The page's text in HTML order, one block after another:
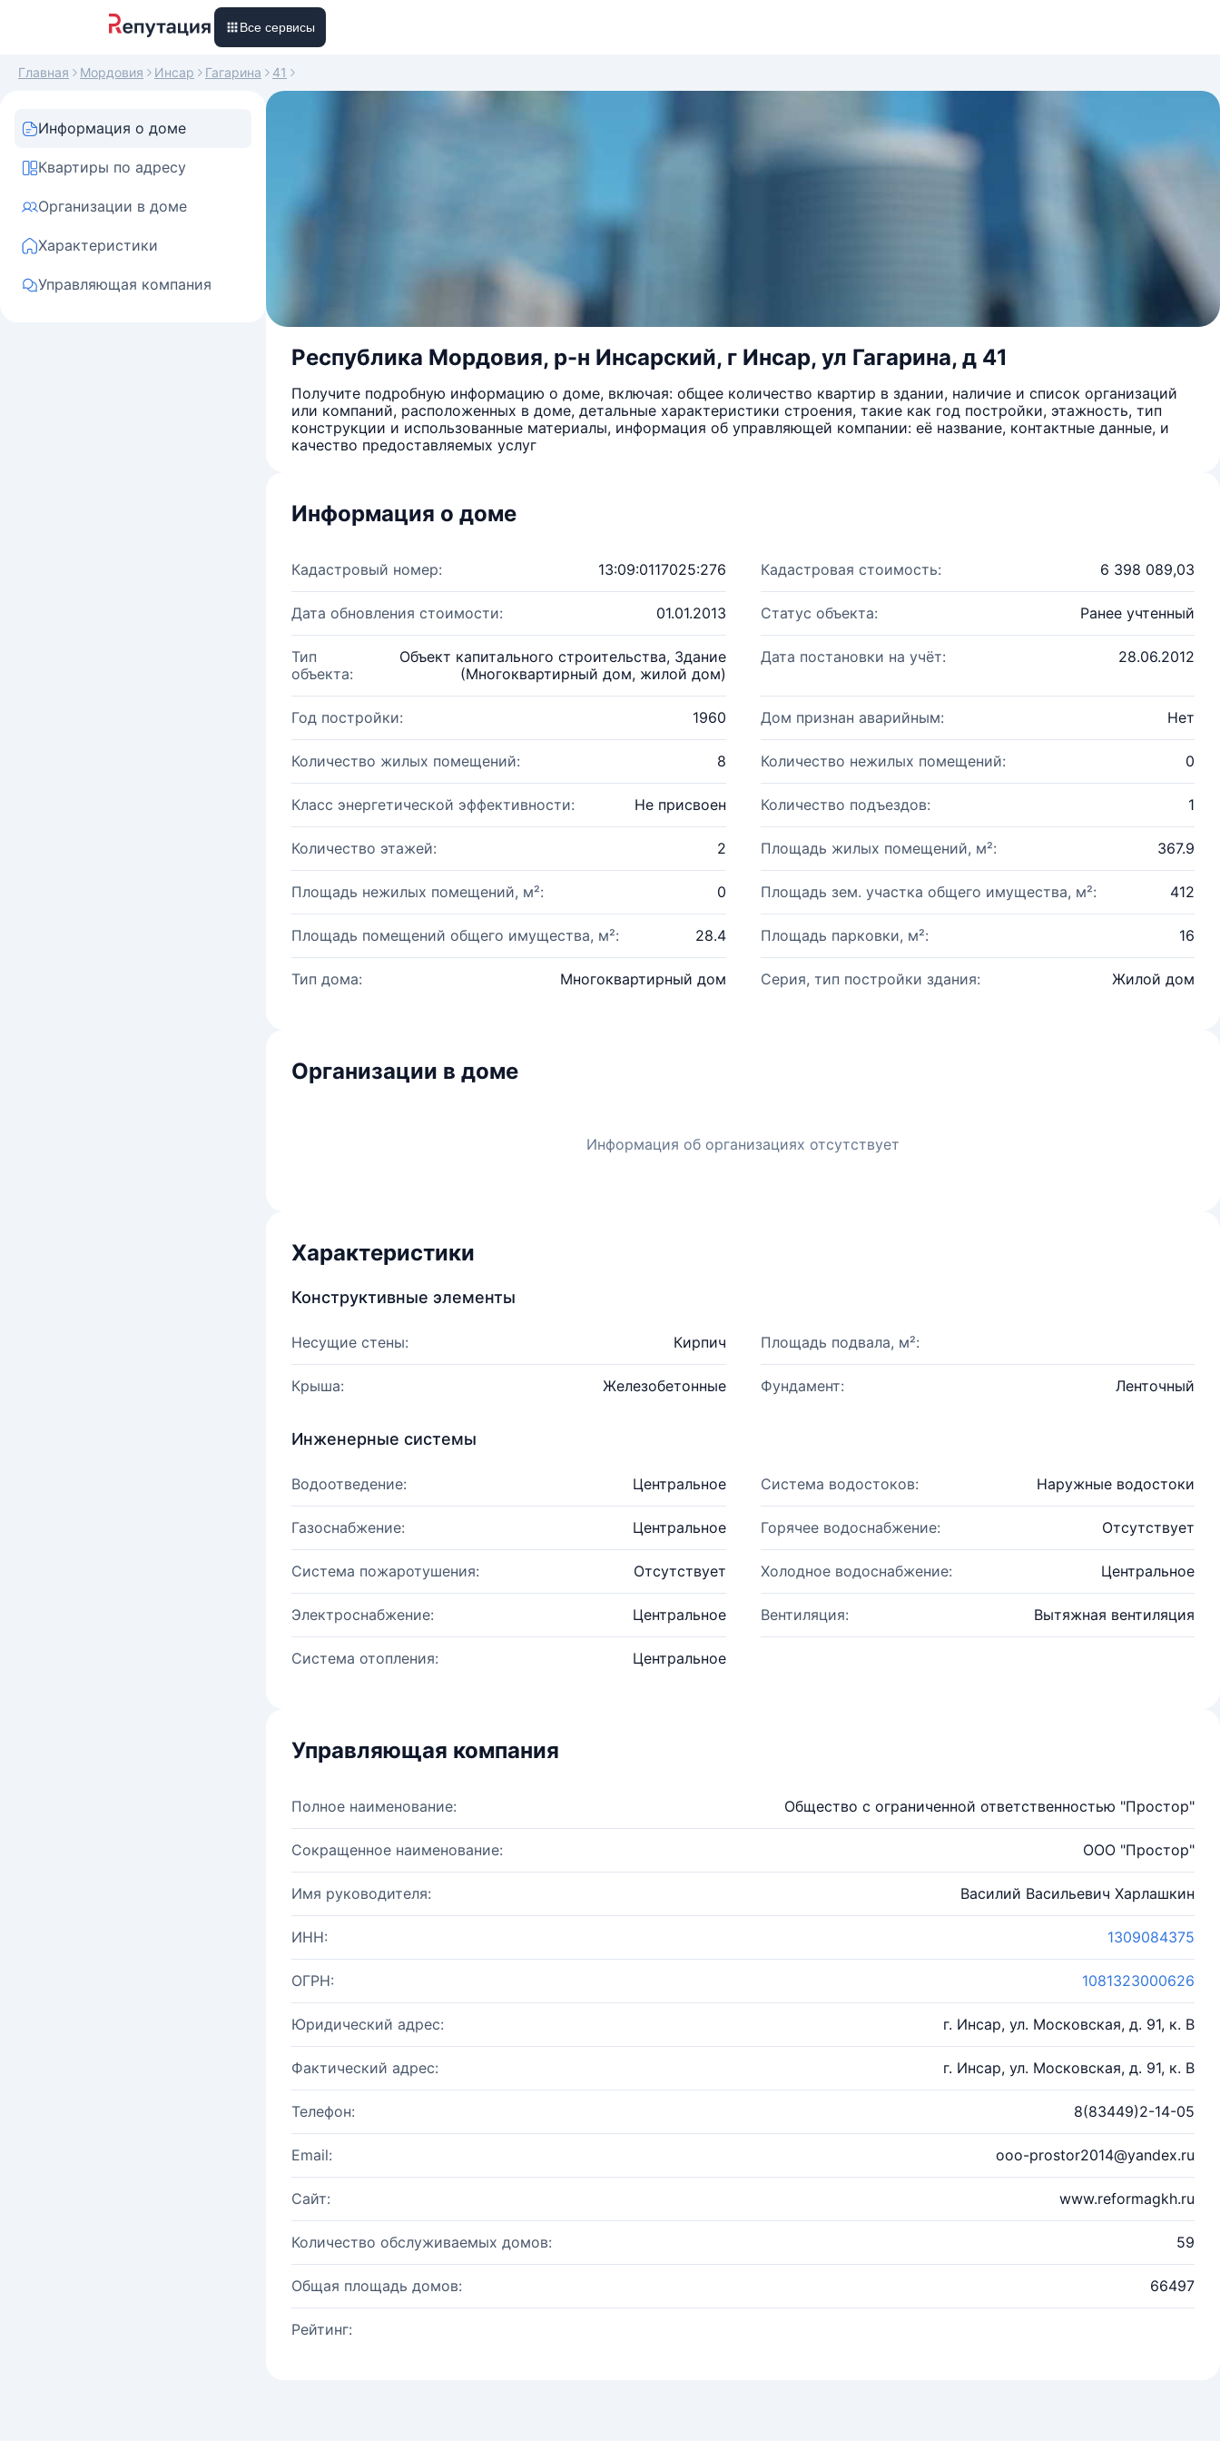
Все сервисы
Главная Мордовия Инсар Гагарина 41
Информация о доме
Квартиры по адресу
Организации в доме
Характеристики
Управляющая компания
Республика Мордовия, р-н Инсарский, г Инсар, ул Гагарина, д 41
Получите подробную информацию о доме, включая: общее количество квартир в здании, наличие и список организаций
или компаний, расположенных в доме, детальные характеристики строения, такие как год постройки, этажность, тип
конструкции и использованные материалы, информация об управляющей компании: её название, контактные данные, и
качество предоставляемых услуг
Информация о доме
Кадастровый номер: 13:09:0117025:276 Кадастровая стоимость: 6 398 089,03
Дата обновления стоимости: 01.01.2013 Статус объекта: Ранее учтенный
Тип
объекта:
Объект капитального строительства, Здание
(Многоквартирный дом, жилой дом)
Дата постановки на учёт: 28.06.2012
Год постройки: 1960 Дом признан аварийным: Нет
Количество жилых помещений: 8 Количество нежилых помещений: 0
Класс энергетической эффективности: Не присвоен Количество подъездов: 1
Количество этажей: 2 Площадь жилых помещений, м²: 367.9
Площадь нежилых помещений, м²: 0 Площадь зем. участка общего имущества, м²: 412
Площадь помещений общего имущества, м²: 28.4 Площадь парковки, м²: 16
Тип дома: Многоквартирный дом Серия, тип постройки здания: Жилой дом
Организации в доме
Информация об организациях отсутствует
Характеристики
Конструктивные элементы
Несущие стены: Кирпич Площадь подвала, м²:
Крыша: Железобетонные Фундамент: Ленточный
Инженерные системы
Водоотведение: Центральное Система водостоков: Наружные водостоки
Газоснабжение: Центральное Горячее водоснабжение: Отсутствует
Система пожаротушения: Отсутствует Холодное водоснабжение: Центральное
Электроснабжение: Центральное Вентиляция: Вытяжная вентиляция
Система отопления: Центральное
Управляющая компания
Полное наименование: Общество с ограниченной ответственностью "Простор"
Сокращенное наименование: ООО "Простор"
Имя руководителя: Василий Васильевич Харлашкин
ИНН: 1309084375
ОГРН: 1081323000626
Юридический адрес: г. Инсар, ул. Московская, д. 91, к. В
Фактический адрес: г. Инсар, ул. Московская, д. 91, к. В
Телефон: 8(83449)2-14-05
Email: ooo-prostor2014@yandex.ru
Сайт: www.reformagkh.ru
Количество обслуживаемых домов: 59
Общая площадь домов: 66497
Рейтинг: